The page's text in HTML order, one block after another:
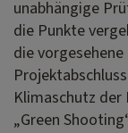
unabhängige
die Punkte
die
Klimaschutz
„Green